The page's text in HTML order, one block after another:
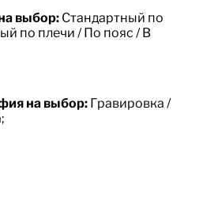
выбор: Стандартный по
по плечи / По пояс / В
на выбор: Гравировка /